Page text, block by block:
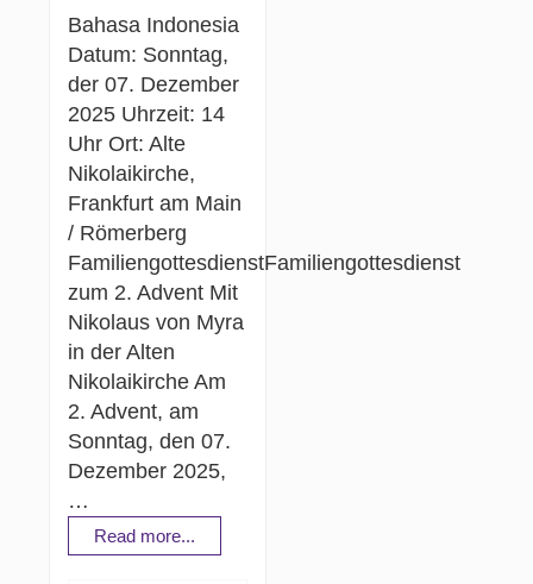
Bahasa Indonesia
Datum: Sonntag,
der 07. Dezember
2025 Uhrzeit: 14
Uhr Ort: Alte
Nikolaikirche,
Frankfurt am Main
/ Römerberg
FamiliengottesdienstFamiliengottesdienst
zum 2. Advent Mit
Nikolaus von Myra
in der Alten
Nikolaikirche Am
2. Advent, am
Sonntag, den 07.
Dezember 2025,
…
Read more...